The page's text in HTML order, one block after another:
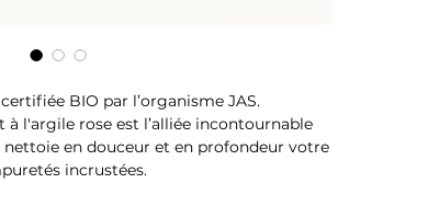
BIO par l’organisme JAS.
à l'argile rose est l’alliée incontournable
en douceur et en profondeur votre
incrustées.